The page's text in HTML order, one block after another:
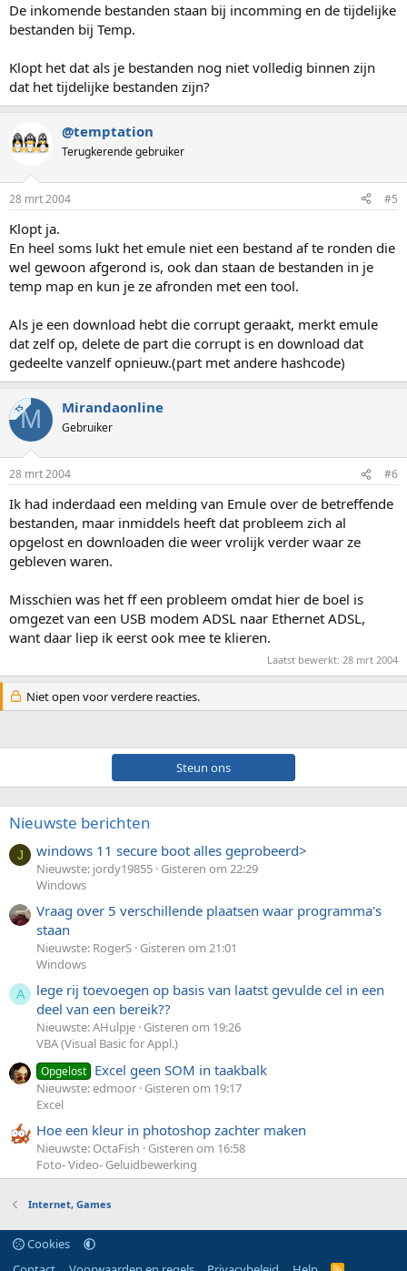
De inkomende bestanden staan bij incomming en de tijdelijke
bestanden bij Temp.
Klopt het dat als je bestanden nog niet volledig binnen zijn
dat het tijdelijke bestanden zijn?
@temptation
Terugkerende gebruiker
28 mrt 2004 #5
Klopt ja.
En heel soms lukt het emule niet een bestand af te ronden die
wel gewoon afgerond is, ook dan staan de bestanden in je
temp map en kun je ze afronden met een tool.
Als je een download hebt die corrupt geraakt, merkt emule
dat zelf op, delete de part die corrupt is en download dat
gedeelte vanzelf opnieuw.(part met andere hashcode)
TSM Mirandaonline
Gebruiker
28 mrt 2004 #6
Ik had inderdaad een melding van Emule over de betreffende
bestanden, maar inmiddels heeft dat probleem zich al
opgelost en downloaden die weer vrolijk verder waar ze
gebleven waren.
Misschien was het ff een probleem omdat hier de boel is
omgezet van een USB modem ADSL naar Ethernet ADSL,
want daar liep ik eerst ook mee te klieren.
Laatst bewerkt: 28 mrt 2004
Niet open voor verdere reacties.
Steun ons
Nieuwste berichten
J windows 11 secure boot alles geprobeerd>
Nieuwste: jordy19855 Gisteren om 22:29
Windows
Vraag over 5 verschillende plaatsen waar programma's
staan
Nieuwste: RogerS Gisteren om 21:01
Windows
A
lege rij toevoegen op basis van laatst gevulde cel in een
deel van een bereik??
Nieuwste: AHulpje Gisteren om 19:26
VBA (Visual Basic for Appl.)
Opgelost Excel geen SOM in taakbalk
Nieuwste: edmoor Gisteren om 19:17
Excel
Hoe een kleur in photoshop zachter maken
Nieuwste: OctaFish
Gisteren om 16:58
Foto- Video- Geluidbewerking
Internet, Games
Cookies
R